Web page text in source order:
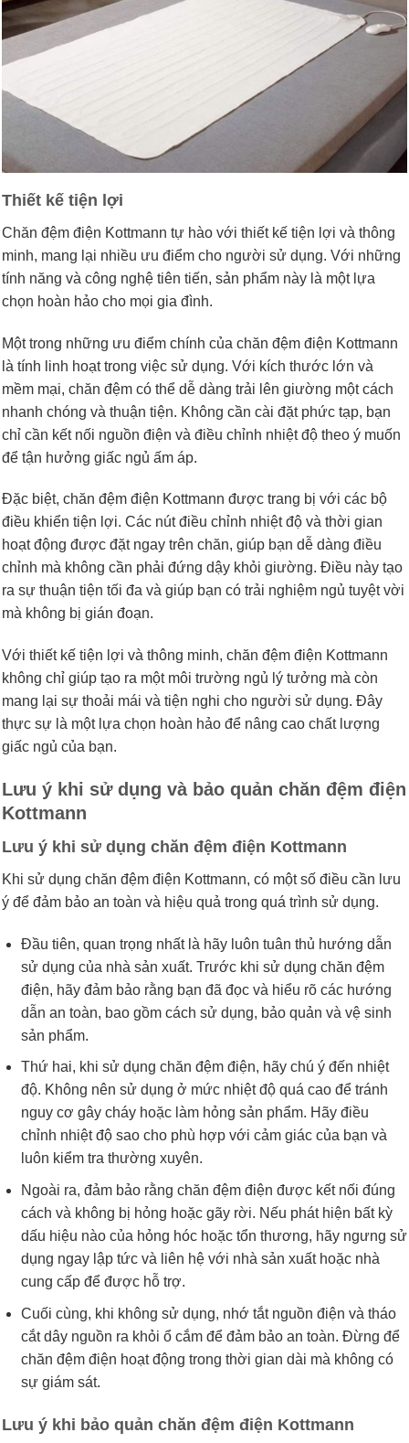
Thiết kế tiện lợi
Chăn đệm điện Kottmann tự hào với thiết kế tiện lợi và thông
minh, mang lại nhiều ưu điểm cho người sử dụng. Với những
tính năng và công nghệ tiên tiến, sản phẩm này là một lựa
chọn hoàn hảo cho mọi gia đình.
Một trong những ưu điểm chính của chăn đệm điện Kottmann
là tính linh hoạt trong việc sử dụng. Với kích thước lớn và
mềm mại, chăn đệm có thể dễ dàng trải lên giường một cách
nhanh chóng và thuận tiện. Không cần cài đặt phức tạp, bạn
chỉ cần kết nối nguồn điện và điều chỉnh nhiệt độ theo ý muốn
để tận hưởng giấc ngủ ấm áp.
Đặc biệt, chăn đệm điện Kottmann được trang bị với các bộ
điều khiển tiện lợi. Các nút điều chỉnh nhiệt độ và thời gian
hoạt động được đặt ngay trên chăn, giúp bạn dễ dàng điều
chỉnh mà không cần phải đứng dậy khỏi giường. Điều này tạo
ra sự thuận tiện tối đa và giúp bạn có trải nghiệm ngủ tuyệt vời
mà không bị gián đoạn.
Với thiết kế tiện lợi và thông minh, chăn đệm điện Kottmann
không chỉ giúp tạo ra một môi trường ngủ lý tưởng mà còn
mang lại sự thoải mái và tiện nghi cho người sử dụng. Đây
thực sự là một lựa chọn hoàn hảo để nâng cao chất lượng
giấc ngủ của bạn.
Lưu ý khi sử dụng và bảo quản chăn đệm điện
Kottmann
Lưu ý khi sử dụng chăn đệm điện Kottmann
Khi sử dụng chăn đệm điện Kottmann, có một số điều cần lưu
ý để đảm bảo an toàn và hiệu quả trong quá trình sử dụng.
Đầu tiên, quan trọng nhất là hãy luôn tuân thủ hướng dẫn
sử dụng của nhà sản xuất. Trước khi sử dụng chăn đệm
điện, hãy đảm bảo rằng bạn đã đọc và hiểu rõ các hướng
dẫn an toàn, bao gồm cách sử dụng, bảo quản và vệ sinh
sản phẩm.
Thứ hai, khi sử dụng chăn đệm điện, hãy chú ý đến nhiệt
độ. Không nên sử dụng ở mức nhiệt độ quá cao để tránh
nguy cơ gây cháy hoặc làm hỏng sản phẩm. Hãy điều
chỉnh nhiệt độ sao cho phù hợp với cảm giác của bạn và
luôn kiểm tra thường xuyên.
Ngoài ra, đảm bảo rằng chăn đệm điện được kết nối đúng
cách và không bị hỏng hoặc gãy rời. Nếu phát hiện bất kỳ
dấu hiệu nào của hỏng hóc hoặc tổn thương, hãy ngưng sử
dụng ngay lập tức và liên hệ với nhà sản xuất hoặc nhà
cung cấp để được hỗ trợ.
Cuối cùng, khi không sử dụng, nhớ tắt nguồn điện và tháo
cắt dây nguồn ra khỏi ổ cắm để đảm bảo an toàn. Đừng để
chăn đệm điện hoạt động trong thời gian dài mà không có
sự giám sát.
Lưu ý khi bảo quản chăn đệm điện Kottmann